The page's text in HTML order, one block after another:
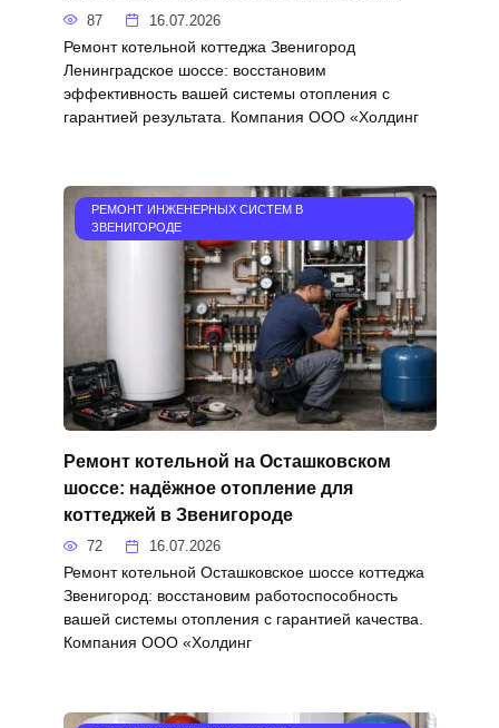
87 16.07.2026
Ремонт котельной коттеджа Звенигород
Ленинградское шоссе: восстановим
эффективность вашей системы отопления с
гарантией результата. Компания ООО «Холдинг
РЕМОНТ ИНЖЕНЕРНЫХ СИСТЕМ В
ЗВЕНИГОРОДЕ
Ремонт котельной на Осташковском
шоссе: надёжное отопление для
коттеджей в Звенигороде
72 16.07.2026
Ремонт котельной Осташковское шоссе коттеджа
Звенигород: восстановим работоспособность
вашей системы отопления с гарантией качества.
Компания ООО «Холдинг